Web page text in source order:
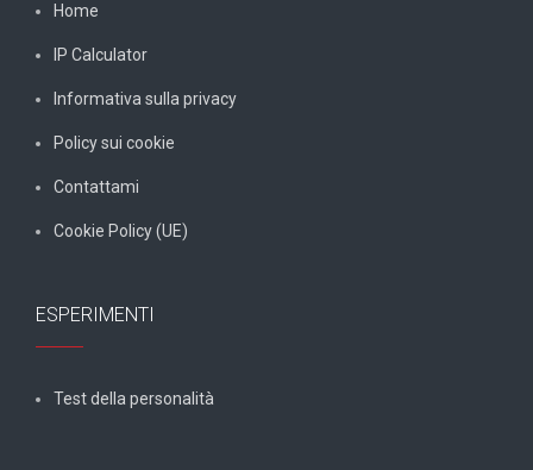
Home
IP Calculator
Informativa sulla privacy
Policy sui cookie
Contattami
Cookie Policy (UE)
ESPERIMENTI
Test della personalità